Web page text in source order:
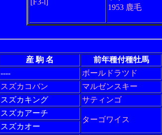
[F3-l]
1953 鹿毛
産 駒 名 前年種付種牡馬
---- ボールドラツド
スズカコバン
マルゼンスキー
スズカキング
サティンゴ
スズカアーチ
ターゴワイス
スズカオー